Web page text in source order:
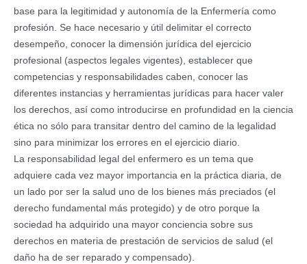
base para la legitimidad y autonomía de la Enfermería como
profesión. Se hace necesario y útil delimitar el correcto
desempeño, conocer la dimensión jurídica del ejercicio
profesional (aspectos legales vigentes), establecer que
competencias y responsabilidades caben, conocer las
diferentes instancias y herramientas jurídicas para hacer valer
los derechos, así como introducirse en profundidad en la ciencia
ética no sólo para transitar dentro del camino de la legalidad
sino para minimizar los errores en el ejercicio diario.
La responsabilidad legal del enfermero es un tema que
adquiere cada vez mayor importancia en la práctica diaria, de
un lado por ser la salud uno de los bienes más preciados (el
derecho fundamental más protegido) y de otro porque la
sociedad ha adquirido una mayor conciencia sobre sus
derechos en materia de prestación de servicios de salud (el
daño ha de ser reparado y compensado).